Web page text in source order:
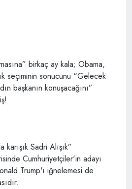
birkaç ay kala; Obama,
seçiminin sonucunu “Gelecek
başkanın konuşacağını”
karışık Sadri Alışık”
Cumhuriyetçiler'in adayı
Trump'ı iğnelemesi de